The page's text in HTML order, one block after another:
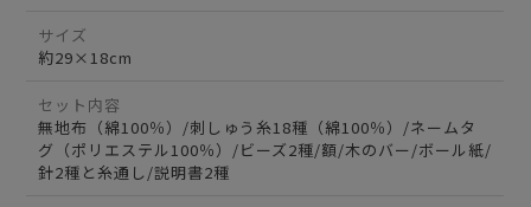
サイズ
約29×18cm
セット内容
無地布（綿100％）/刺しゅう糸18種（綿100％）/ネームタ
グ（ポリエステル100％）/ビーズ2種/額/木のバー/ボール紙/
針2種と糸通し/説明書2種